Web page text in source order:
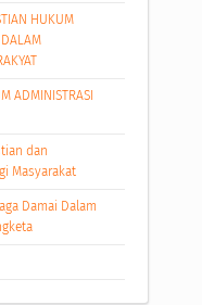
HUKUM
ADMINISTRASI
dan
Masyarakat
Damai Dalam